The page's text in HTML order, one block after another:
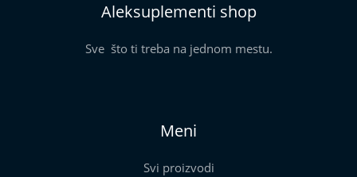
Aleksuplementi shop
Sve što ti treba na jednom mestu.
Meni
Svi proizvodi